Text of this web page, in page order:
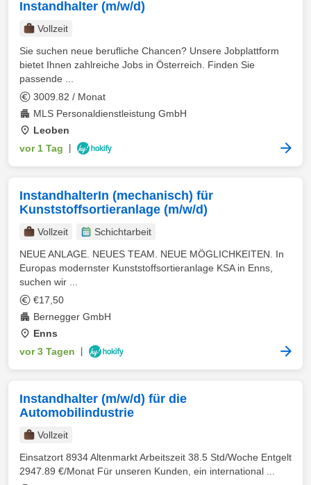
Instandhalter (m/w/d)
Vollzeit
Sie suchen neue berufliche Chancen? Unsere Jobplattform
bietet Ihnen zahlreiche Jobs in Österreich. Finden Sie
passende ...
3009.82 / Monat
MLS Personaldienstleistung GmbH
Leoben
vor 1 Tag
InstandhalterIn (mechanisch) für
Kunststoffsortieranlage (m/w/d)
Vollzeit
Schichtarbeit
NEUE ANLAGE. NEUES TEAM. NEUE MÖGLICHKEITEN. In
Europas modernster Kunststoffsortieranlage KSA in Enns,
suchen wir ...
€17,50
Bernegger GmbH
Enns
vor 3 Tagen
Instandhalter (m/w/d) für die
Automobilindustrie
Vollzeit
Einsatzort 8934 Altenmarkt Arbeitszeit 38.5 Std/Woche Entgelt
2947.89 €/Monat Für unseren Kunden, ein international ...